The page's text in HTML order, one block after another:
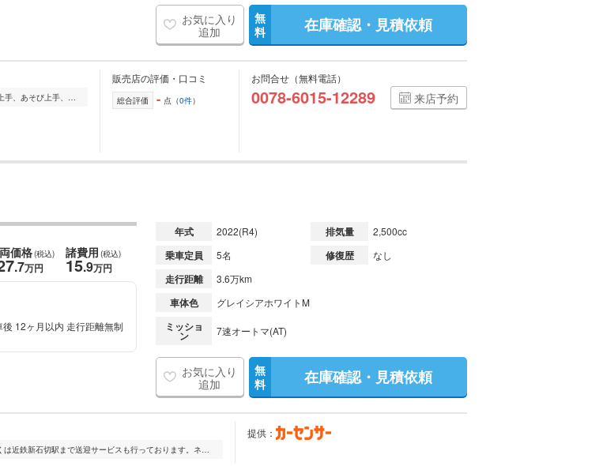
お気に入り
追加
無
料
在庫確認・見積依頼
思い出してください。 あの時のキモチ、あこがれの自分を。くらし上手、あそび上手、たのしみ上手。 そんな、ハッピーな気持ち。年を重ね、責任も増え、家族もできたか...
販売店の評価・口コミ
総合評価 - 点（0件）
お問合せ（無料電話）
0078-6015-12289 来店予約
価格(税込)
.7万円
諸費用 (税込)
15.9万円
12ヶ月以内 走行距離無制
年式 2022(R4) 排気量 2,500cc
乗車定員 5名 修復歴 なし
走行距離 3.6万km
車体色 グレイシアホワイトM
ミッショ
ン 7速オートマ(AT)
お気に入り
追加
無
料
在庫確認・見積依頼
お車でお越しのお客様は、水走ICを降りてすぐです。JR住道駅もしくは近鉄新石切駅まで送迎サービスも行っております。ネットに掲載出来ていない在庫もございますので、...
提供：